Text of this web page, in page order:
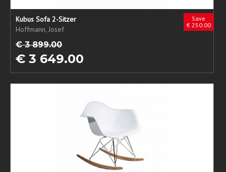
Save
€ 250.00
Kubus Sofa 2-Sitzer
Hoffmann, Josef
€ 3 899.00
€ 3 649.00